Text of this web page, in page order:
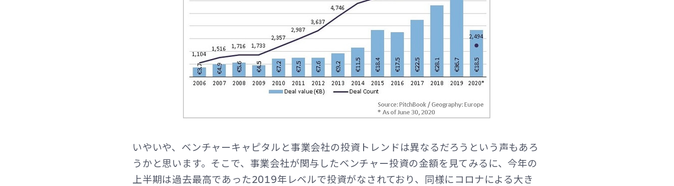
いやいや、ベンチャーキャピタルと事業会社の投資トレンドは異なるだろうという声もあろ
うかと思います。そこで、事業会社が関与したベンチャー投資の金額を見てみるに、今年の
上半期は過去最高であった2019年レベルで投資がなされており、同様にコロナによる大き